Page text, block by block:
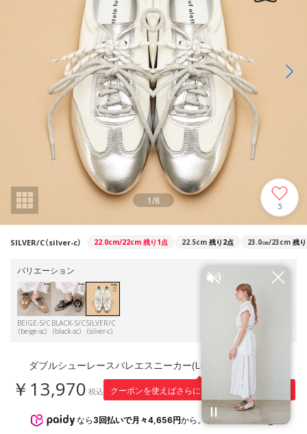
1/8 5
SILVER/C（silver-c） 22.0cm/22cm 残り1点 22.5cm 残り2点 23.0㎝/23cm 残
バリエーション
BEIGE-S/C
（beige-sc）
BLACK-S/C
（black-sc）
SILVER/C
（silver-c）
ダブルシューレースバレエスニーカー(LP147) （SILVER/C）
￥13,970 税込 クーポンを使えばさらに 円引き！※適用条件
なら 3回払いで月々4,656円から。分割手数料無料